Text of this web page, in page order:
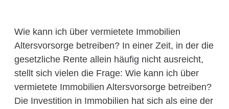
Wie kann ich über vermietete Immobilien
Altersvorsorge betreiben? In einer Zeit, in der die
gesetzliche Rente allein häufig nicht ausreicht,
stellt sich vielen die Frage: Wie kann ich über
vermietete Immobilien Altersvorsorge betreiben?
Die Investition in Immobilien hat sich als eine der